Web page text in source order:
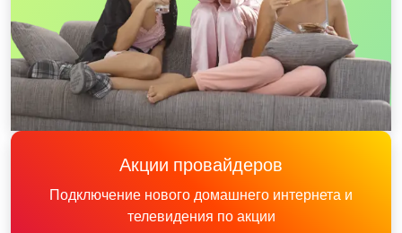
Акции провайдеров
Подключение нового домашнего интернета и
телевидения по акции